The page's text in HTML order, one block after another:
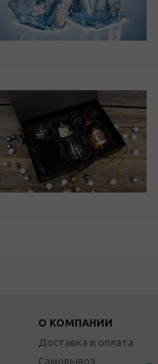
О КОМПАНИИ
Доставка и оплата
Самовывоз